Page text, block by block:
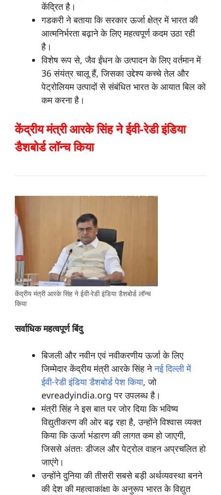
केंद्रित है।
गडकरी ने बताया कि सरकार ऊर्जा क्षेत्र में भारत की
आत्मनिर्भरता बढ़ाने के लिए महत्वपूर्ण कदम उठा रही
है।
विशेष रूप से, जैव ईंधन के उत्पादन के लिए वर्तमान में
36 संयंत्र चालू हैं, जिसका उद्देश्य कच्चे तेल और
पेट्रोलियम उत्पादों से संबंधित भारत के आयात बिल को
कम करना है।
केंद्रीय मंत्री आरके सिंह ने ईवी-रेडी इंडिया
डैशबोर्ड लॉन्च किया
केंद्रीय मंत्री आरके सिंह ने ईवी-रेडी इंडिया डैशबोर्ड लॉन्च
किया
सर्वाधिक महत्वपूर्ण बिंदु
बिजली और नवीन एवं नवीकरणीय ऊर्जा के लिए
जिम्मेदार केंद्रीय मंत्री आरके सिंह नेनई दिल्ली में
ईवी-रेडी इंडिया डैशबोर्ड पेश किया, जो
evreadyindia.org पर उपलब्ध है।
मंत्री सिंह ने इस बात पर जोर दिया कि भविष्य
विद्युतीकरण की ओर बढ़ रहा है, उन्होंने विश्वास व्यक्त
किया कि ऊर्जा भंडारण की लागत कम हो जाएगी,
जिससे अंततः डीजल और पेट्रोल वाहन अप्रचलित हो
जाएंगे।
उन्होंने दुनिया की तीसरी सबसे बड़ी अर्थव्यवस्था बनने
की देश की महत्वाकांक्षा के अनुरूप भारत के विद्युत